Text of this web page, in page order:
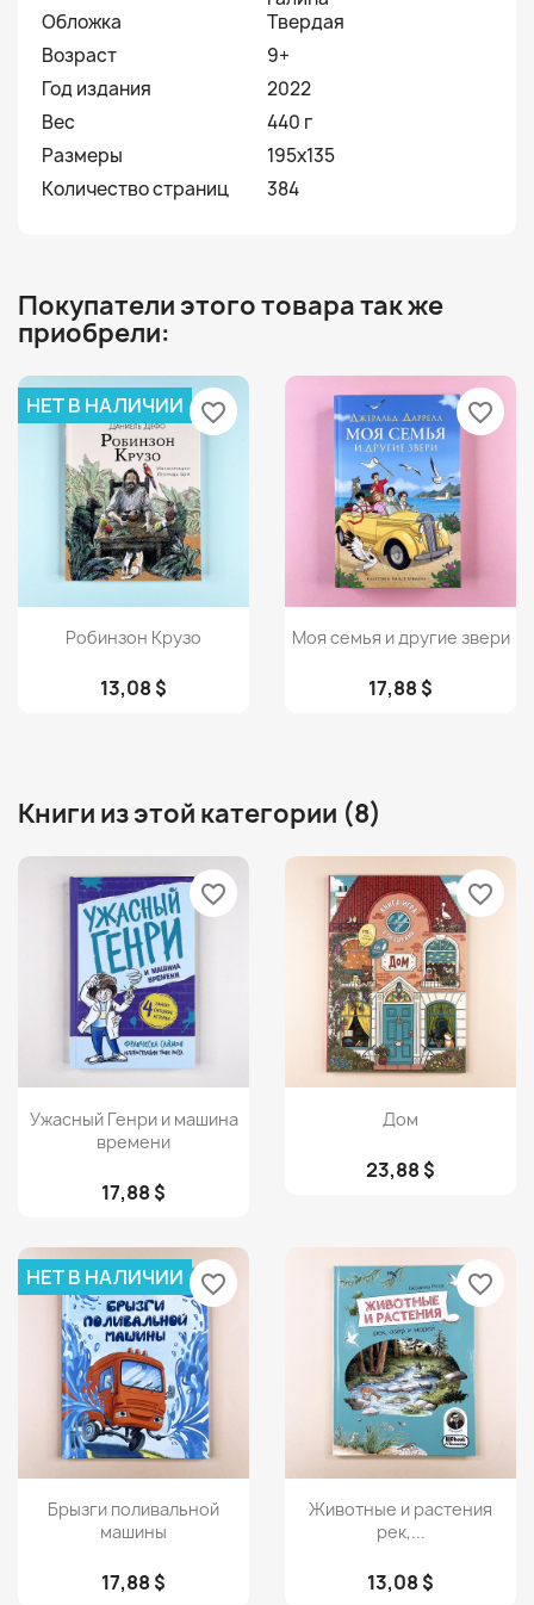
Обложка
Твердая
Возраст
9+
Год издания
2022
Вес
440 г
Размеры
195x135
Количество страниц
384
Покупатели этого товара так же
приобрели:
Просмотр
Робинзон Крузо
13,08 $
НЕТ В НАЛИЧИИ favorite_border
Просмотр
Моя семья и другие звери
17,88 $
favorite_border
Книги из этой категории (8)
Просмотр
Ужасный Генри и машина
времени
17,88 $
favorite_border
Просмотр
Дом
23,88 $
favorite_border
Просмотр
Брызги поливальной
машины
17,88 $
НЕТ В НАЛИЧИИ favorite_border
Просмотр
Животные и растения
рек,...
13,08 $
favorite_border